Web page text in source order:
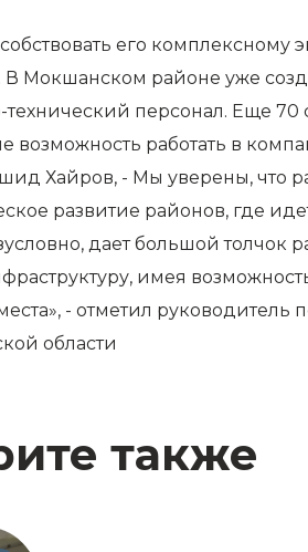
его
районе уже
персонал. Еще 70
работать в
Хайров, - Мы уверены,
развитие районов, где
дает большой
имея
- отметил руководитель
области
также